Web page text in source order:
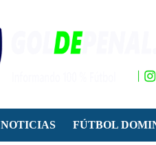
NOTICIAS FÚTBOL